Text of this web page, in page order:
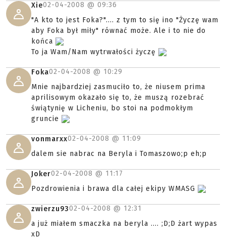
Xie02-04-2008 @ 09:36
"A kto to jest Foka?".... z tym to się ino "Życzę wam
aby Foka był miły" równać może. Ale i to nie do
końca
To ja Wam/Nam wytrwałości życzę
Foka02-04-2008 @ 10:29
Mnie najbardziej zasmuciło to, że niusem prima
aprilisowym okazało się to, że muszą rozebrać
świątynię w Licheniu, bo stoi na podmokłym
gruncie
vonmarxx02-04-2008 @ 11:09
dalem sie nabrac na Beryla i Tomaszowo;p eh;p
Joker02-04-2008 @ 11:17
Pozdrowienia i brawa dla całej ekipy WMASG
zwierzu9302-04-2008 @ 12:31
a już miałem smaczka na beryla .... ;D;D żart wypas
xD